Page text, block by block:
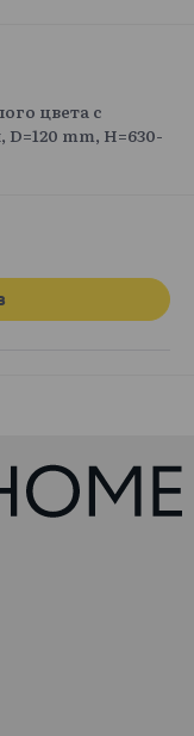
цвета с
mm, H=630-